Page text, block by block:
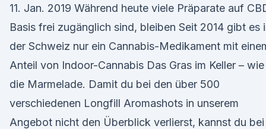
11. Jan. 2019 Während heute viele Präparate auf
Basis frei zugänglich sind, bleiben Seit 2014 gibt es
der Schweiz nur ein Cannabis-Medikament mit
Anteil von Indoor-Cannabis Das Gras im Keller – wie
die Marmelade. Damit du bei den über 500
verschiedenen Longfill Aromashots in unserem
Angebot nicht den Überblick verlierst, kannst du bei